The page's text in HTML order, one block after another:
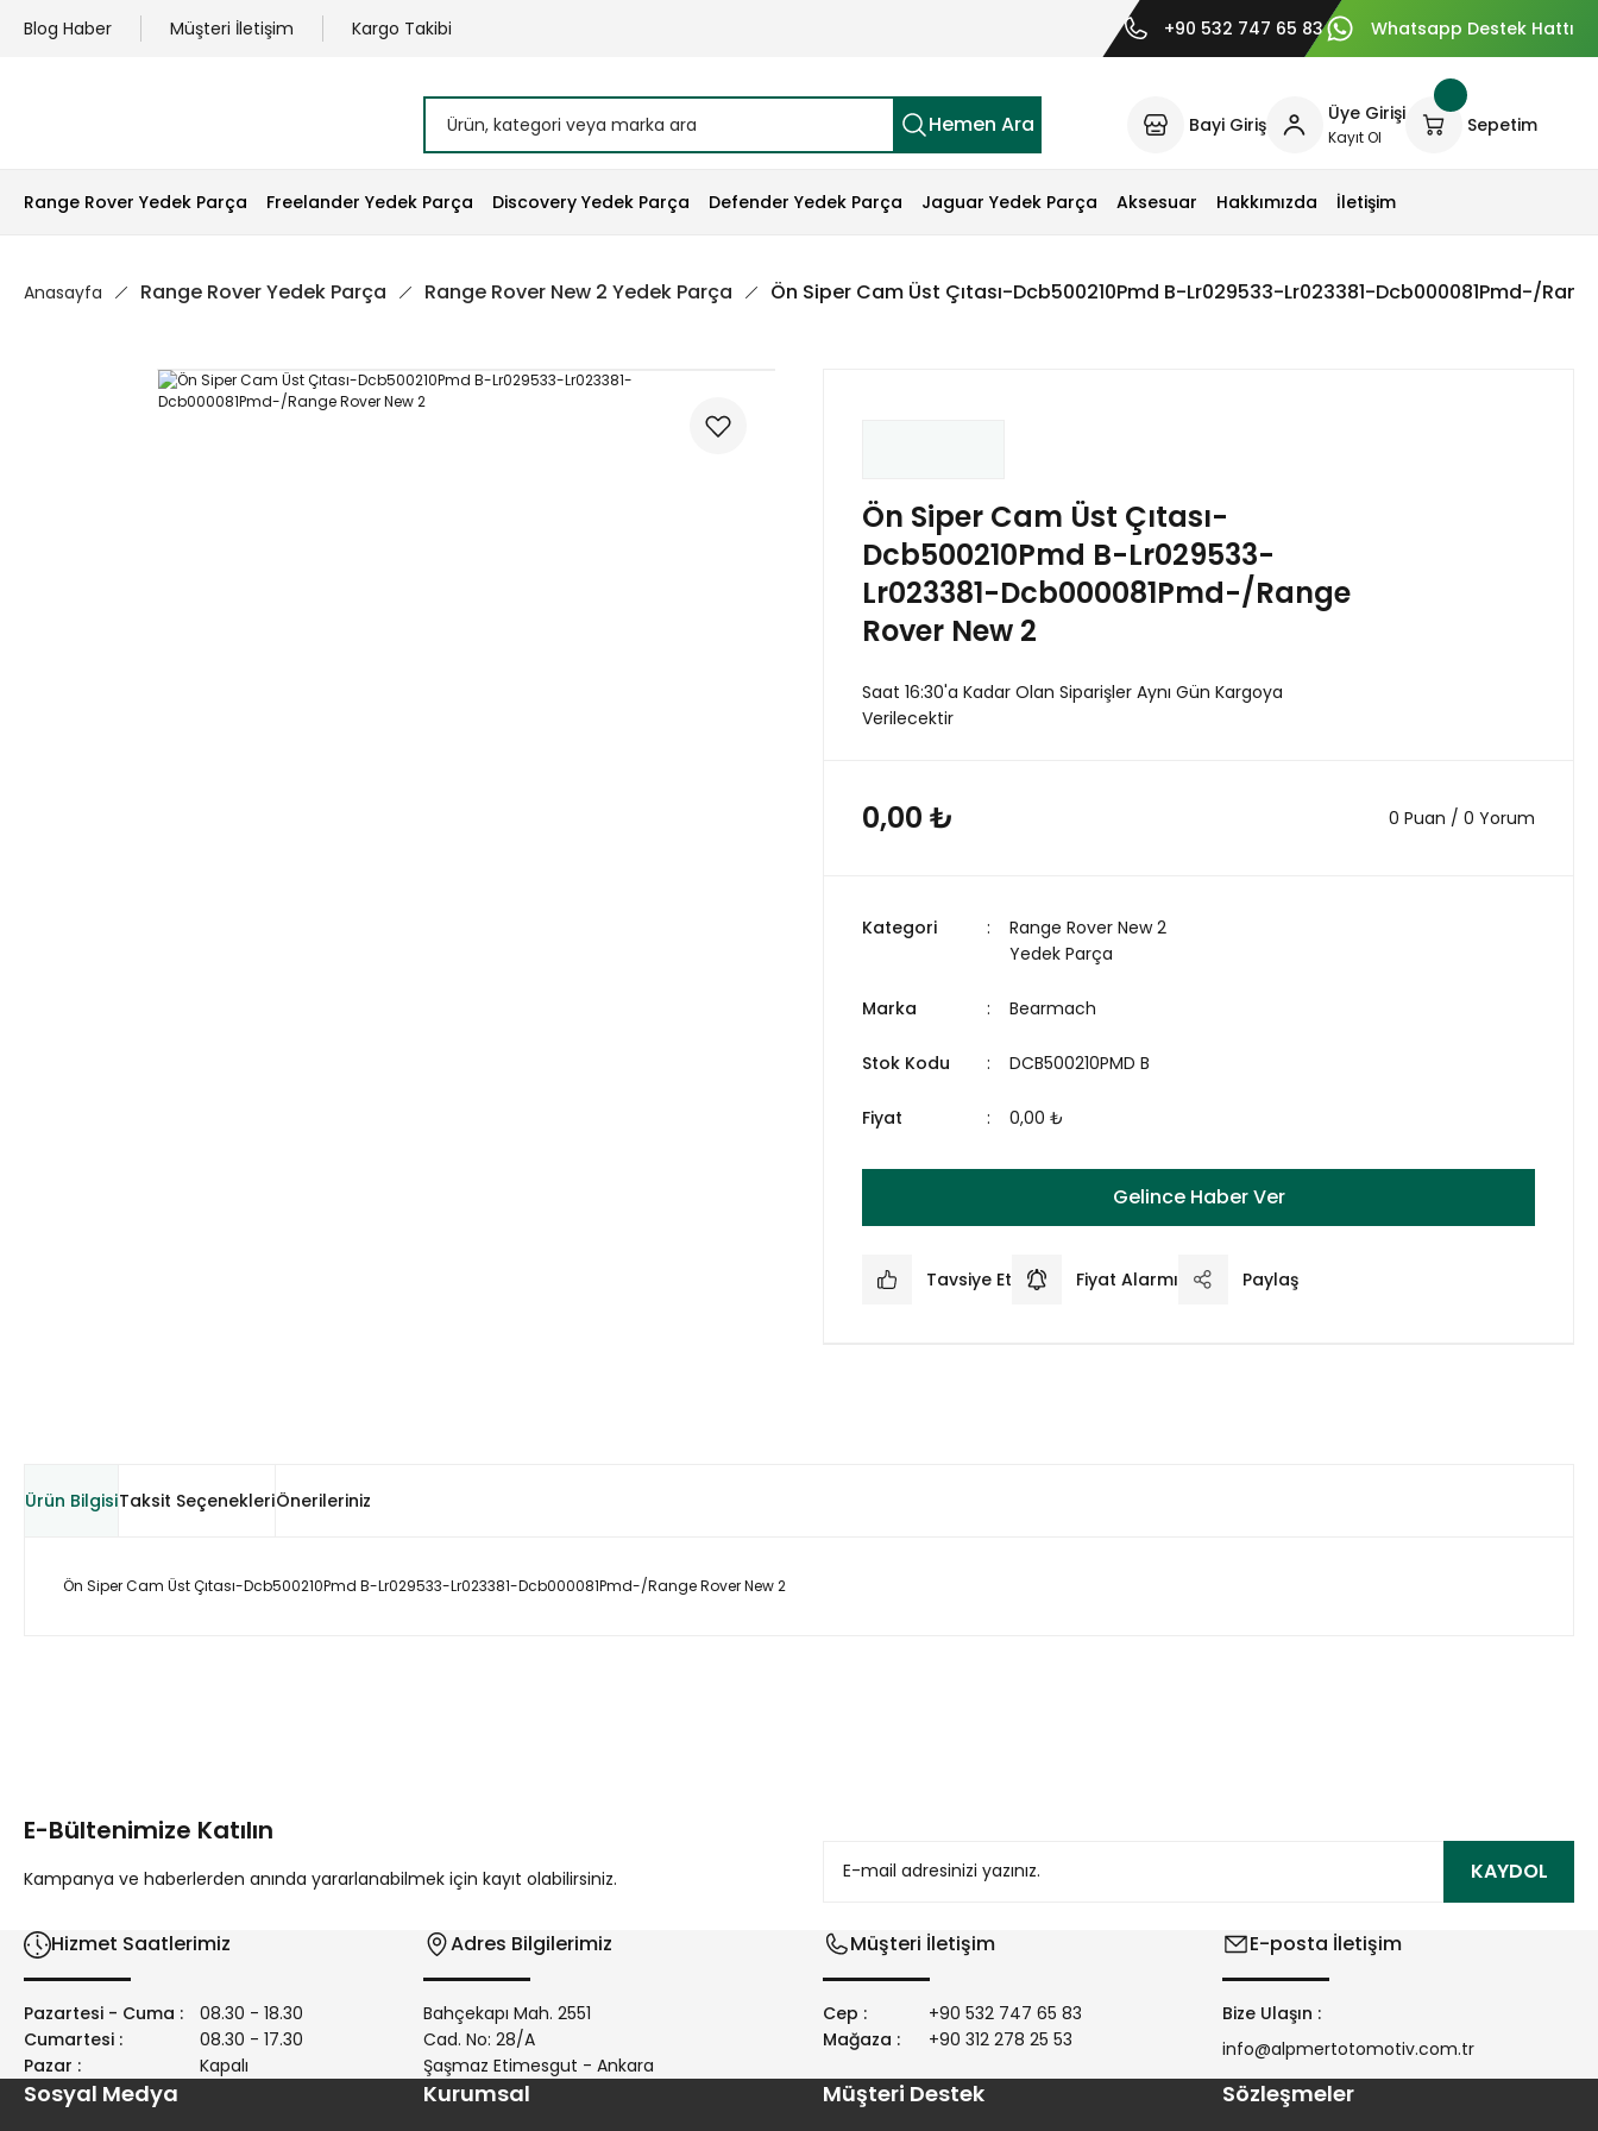
Blog Haber Müşteri İletişim Kargo Takibi +90 532 747 65 83 Whatsapp Destek Hattı
Hemen Ara Bayi Giriş Üye Girişi
Kayıt Ol
Sepetim
Range Rover Yedek Parça Freelander Yedek Parça Discovery Yedek Parça Defender Yedek Parça Jaguar Yedek Parça Aksesuar Hakkımızda İletişim
Anasayfa Range Rover Yedek Parça Range Rover New 2 Yedek Parça Ön Siper Cam Üst Çıtası-Dcb500210Pmd B-Lr029533-Lr023381-Dcb000081Pmd-/
Ön Siper Cam Üst Çıtası-
Dcb500210Pmd B-Lr029533-
Lr023381-Dcb000081Pmd-/Range
Rover New 2
Saat 16:30'a Kadar Olan Siparişler Aynı Gün Kargoya
Verilecektir
0,00 ₺ 0 Puan / 0 Yorum
Kategori
Range Rover New 2
Yedek Parça
Marka Bearmach
Stok Kodu DCB500210PMD B
Fiyat 0,00 ₺
Gelince Haber Ver
Tavsiye Et Fiyat Alarmı Paylaş
Ürün BilgisiTaksit SeçenekleriÖnerileriniz
Ön Siper Cam Üst Çıtası-Dcb500210Pmd B-Lr029533-Lr023381-Dcb000081Pmd-/Range Rover New 2
Ürün bilgilerinde hatalar bulunuyor.
E-Bültenimize Katılın
Kampanya ve haberlerden anında yararlanabilmek için kayıt olabilirsiniz. KAYDOL
Hizmet Saatlerimiz
Pazartesi - Cuma :
08.30 - 18.30
Cumartesi :
08.30 - 17.30
Pazar :
Kapalı
Adres Bilgilerimiz
Bahçekapı Mah. 2551
Cad. No: 28/A
Şaşmaz Etimesgut - Ankara
Müşteri İletişim
Cep :
+90 532 747 65 83
Mağaza :
+90 312 278 25 53
E-posta İletişim
Bize Ulaşın :
info@alpmertotomotiv.com.tr
Sosyal Medya Kurumsal Müşteri Destek Sözleşmeler